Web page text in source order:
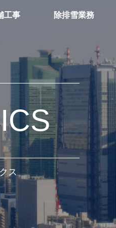
工事 除排雪業務
ス